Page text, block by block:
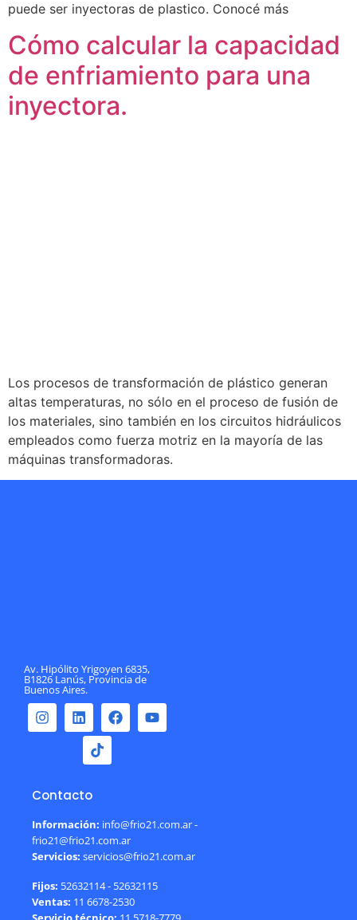
puede ser inyectoras de plastico. Conocé más
Cómo calcular la capacidad
de enfriamiento para una
inyectora.
Los procesos de transformación de plástico generan
altas temperaturas, no sólo en el proceso de fusión de
los materiales, sino también en los circuitos hidráulicos
empleados como fuerza motriz en la mayoría de las
máquinas transformadoras.
Av. Hipólito Yrigoyen 6835,
B1826 Lanús, Provincia de
Buenos Aires.
Contacto
Información: info@frio21.com.ar -
frio21@frio21.com.ar
Servicios: servicios@frio21.com.ar
Fijos: 52632114 - 52632115
Ventas: 11 6678-2530